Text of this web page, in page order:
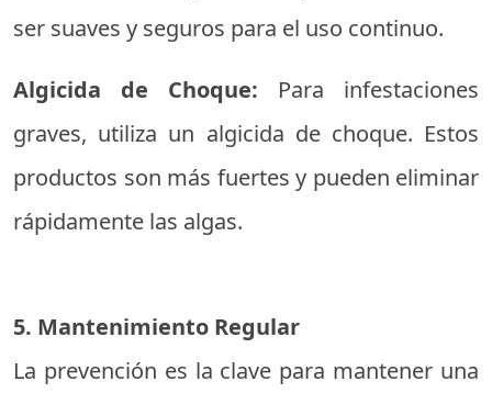
ser suaves y seguros para el uso continuo.
Algicida de Choque: Para infestaciones
graves, utiliza un algicida de choque. Estos
productos son más fuertes y pueden eliminar
rápidamente las algas.
5. Mantenimiento Regular
La prevención es la clave para mantener una